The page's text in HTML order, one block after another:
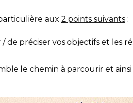
aux 2 points suivants :
de préciser vos objectifs et les
le chemin à parcourir et